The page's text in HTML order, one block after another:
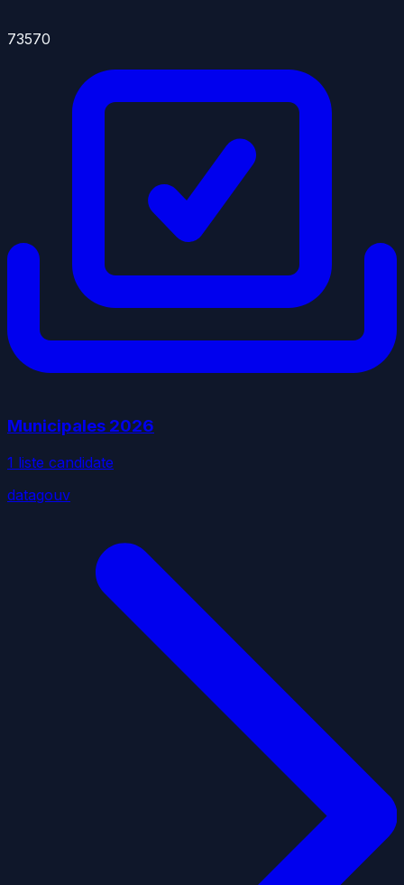
73570
Municipales 2026
1 liste candidate
datagouv